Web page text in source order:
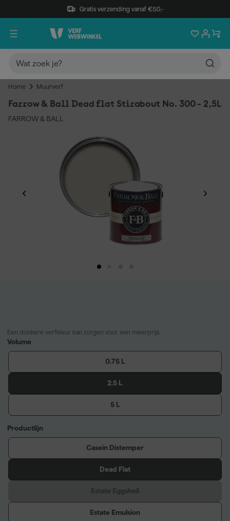
Gratis verzending vanaf €50,-
Home Muurverf
Farrow & Ball Dead flat Stirabout No. 300 - 2,5L
FARROW & BALL
Een donkere verfkleur kan zorgen voor een meerprijs.
Volume
0.75 L
2.5 L
5 L
Productlijn
Casein Distemper
Dead Flat
Estate Emulsion